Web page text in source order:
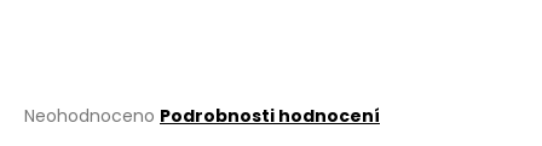
Průměrné
Neohodnoceno Podrobnosti hodnocení